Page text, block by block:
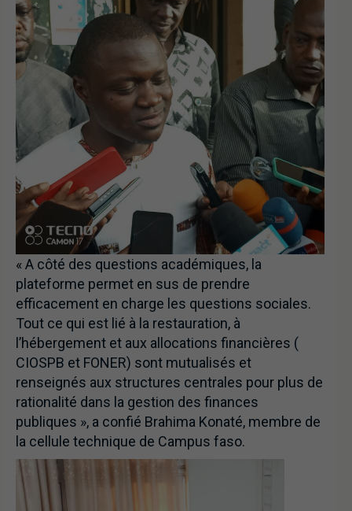
« A côté des questions académiques, la
plateforme permet en sus de prendre
efficacement en charge les questions sociales.
Tout ce qui est lié à la restauration, à
l’hébergement et aux allocations financières (
CIOSPB et FONER) sont mutualisés et
renseignés aux structures centrales pour plus de
rationalité dans la gestion des finances
publiques », a confié Brahima Konaté, membre de
la cellule technique de Campus faso.